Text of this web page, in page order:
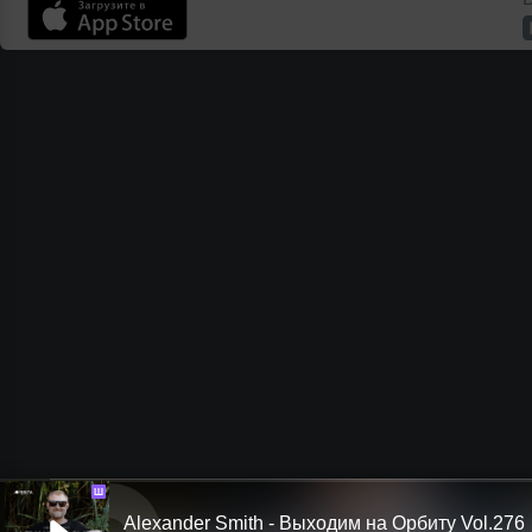
Ш
Alexander Smith - Выходим на Орбиту Vol.276